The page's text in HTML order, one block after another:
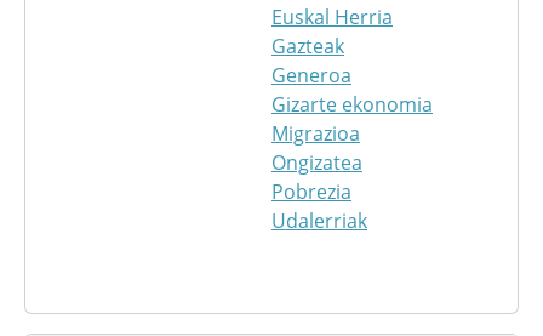
Euskal Herria
Gazteak
Generoa
Gizarte ekonomia
Migrazioa
Ongizatea
Pobrezia
Udalerriak